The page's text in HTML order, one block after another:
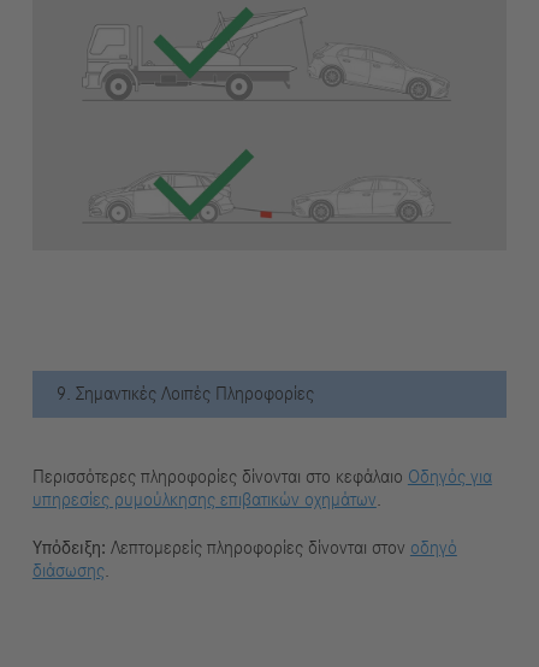
9. Σημαντικές Λοιπές Πληροφορίες
Περισσότερες πληροφορίες δίνονται στο κεφάλαιο Οδηγός για
υπηρεσίες ρυμούλκησης επιβατικών οχημάτων
Υπόδειξη: Λεπτομερείς πληροφορίες δίνονται στον οδηγό
διάσωσης.